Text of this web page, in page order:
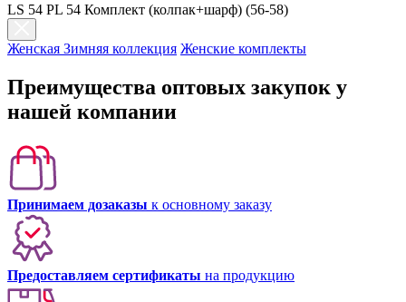
LS 54 PL 54 Комплект (колпак+шарф) (56-58)
Женская Зимняя коллекция Женские комплекты
Преимущества оптовых закупок у
нашей компании
Принимаем дозаказы к основному заказу
Предоставляем сертификаты на продукцию